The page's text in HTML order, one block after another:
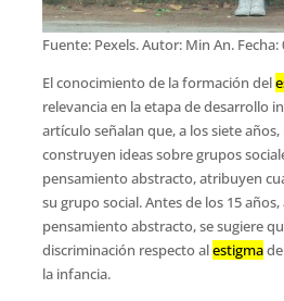
Fuente: Pexels. Autor: Min An.
El conocimiento de la formación del
relevancia en la etapa de desarrollo
artículo señalan que, a los siete
construyen ideas sobre grupos
pensamiento abstracto, atribuyen
su grupo social. Antes de los 15
pensamiento abstracto, se sugiere
discriminación respecto alestigmade
la infancia.